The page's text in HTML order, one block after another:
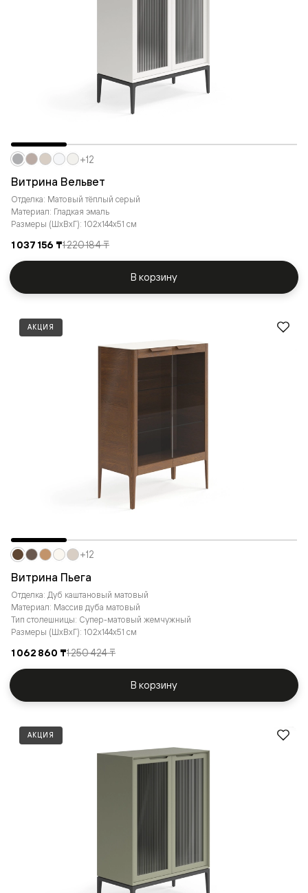
Витрина Вельвет
Отделка: Матовый тёплый серый
Материал: Гладкая эмаль
Размеры (ШxВxГ): 102x144x51 см
1 037 156 ₸1 220 184 ₸
+12
В корзину
АКЦИЯ
Витрина Пьега
Отделка: Дуб каштановый матовый
Материал: Массив дуба матовый
Тип столешницы: Супер-матовый жемчужный
Размеры (ШxВxГ): 102x144x51 см
1 062 860 ₸1 250 424 ₸
+12
В корзину
АКЦИЯ